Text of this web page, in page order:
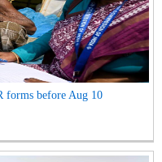
forms before Aug 10